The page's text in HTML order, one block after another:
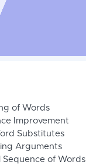
of Words
Improvement
Substitutes
Arguments
Sequence of Words